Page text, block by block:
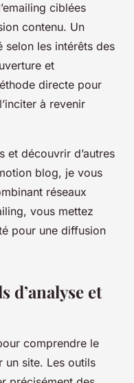
ciblées
contenu. Un
selon les intérêts des
et
directe pour
à revenir
et découvrir d’autres
blog, je vous
réseaux
vous mettez
pour une diffusion
d’analyse et
comprendre le
un site. Les outils